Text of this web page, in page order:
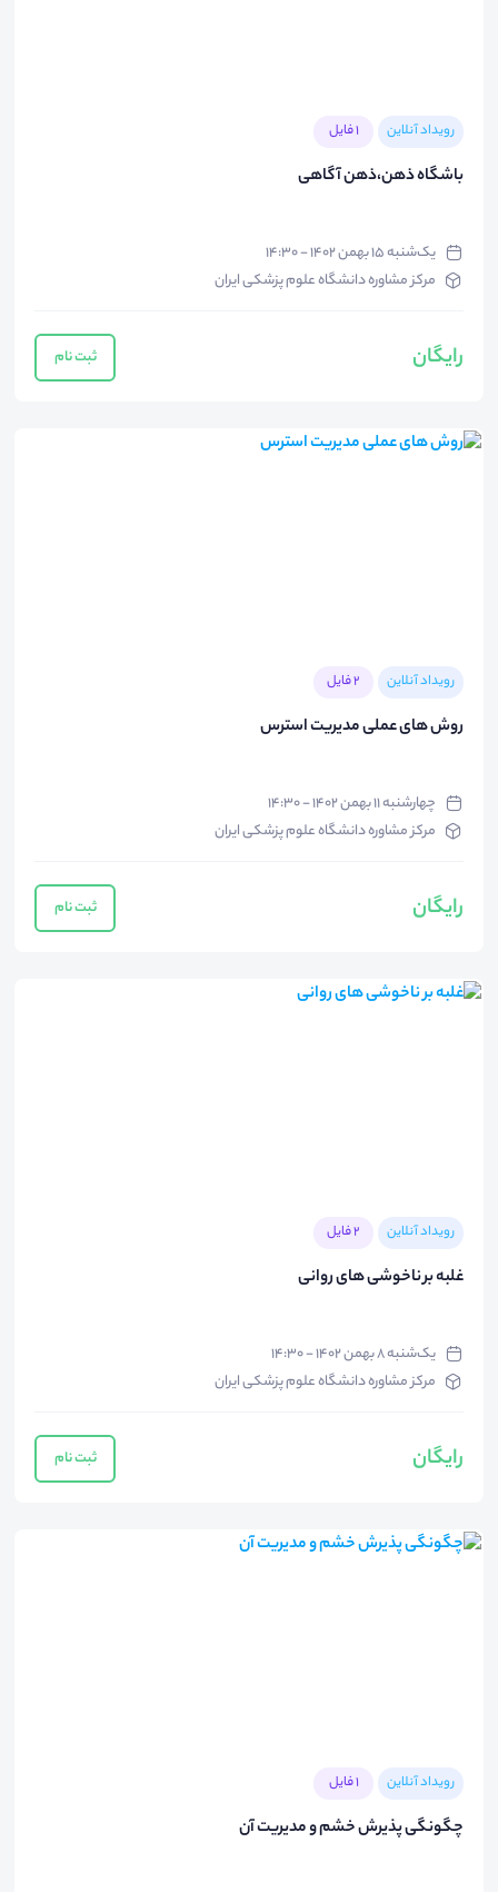
رویداد آنلاین 1 فایل
باشگاه ذهن،ذهن آگاهی
یک‌شنبه ۱۵ بهمن ۱۴۰۲ - ۱۴:۳۰
مرکز مشاوره دانشگاه علوم پزشکی ایران
رایگان ثبت نام
رویداد آنلاین 2 فایل
روش های عملی مدیریت استرس
چهارشنبه ۱۱ بهمن ۱۴۰۲ - ۱۴:۳۰
مرکز مشاوره دانشگاه علوم پزشکی ایران
رایگان ثبت نام
رویداد آنلاین 2 فایل
غلبه بر ناخوشی های روانی
یک‌شنبه ۸ بهمن ۱۴۰۲ - ۱۴:۳۰
مرکز مشاوره دانشگاه علوم پزشکی ایران
رایگان ثبت نام
رویداد آنلاین 1 فایل
چگونگی پذیرش خشم و مدیریت آن